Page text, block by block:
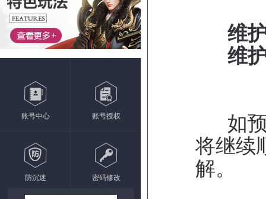
账号中心 账号授权
防沉迷 密码修改
维
维
如
将继续
解。